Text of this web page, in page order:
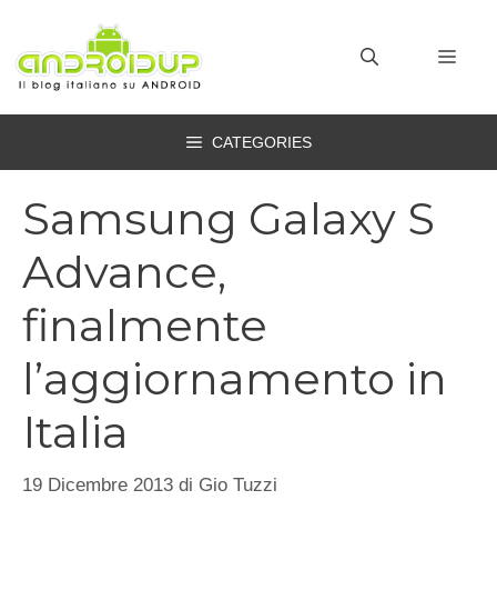
contenuto
CATEGORIES
Samsung Galaxy S
Advance,
finalmente
l’aggiornamento in
Italia
19 Dicembre 2013 di Gio Tuzzi